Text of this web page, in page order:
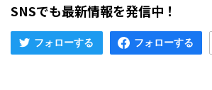
SNSでも最新情報を発信中！